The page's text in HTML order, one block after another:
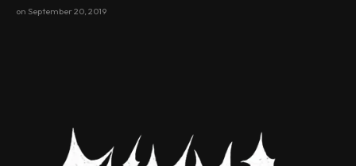
on September 20, 2019